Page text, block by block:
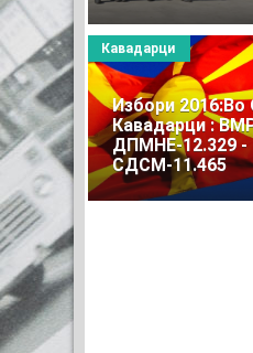
Избори
Кавадарци :
ДПМНЕ-12.329 -
СДСМ-11.465
Кавадарци